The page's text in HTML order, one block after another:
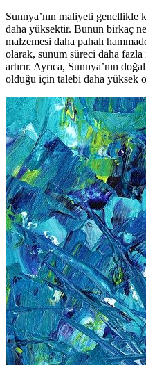
Sunnya’nın maliyeti genellikle
daha yüksektir. Bunun birkaç
malzemesi daha pahalı
olarak, sunum süreci daha
artırır. Ayrıca, Sunnya’nın
olduğu için talebi daha yüksek